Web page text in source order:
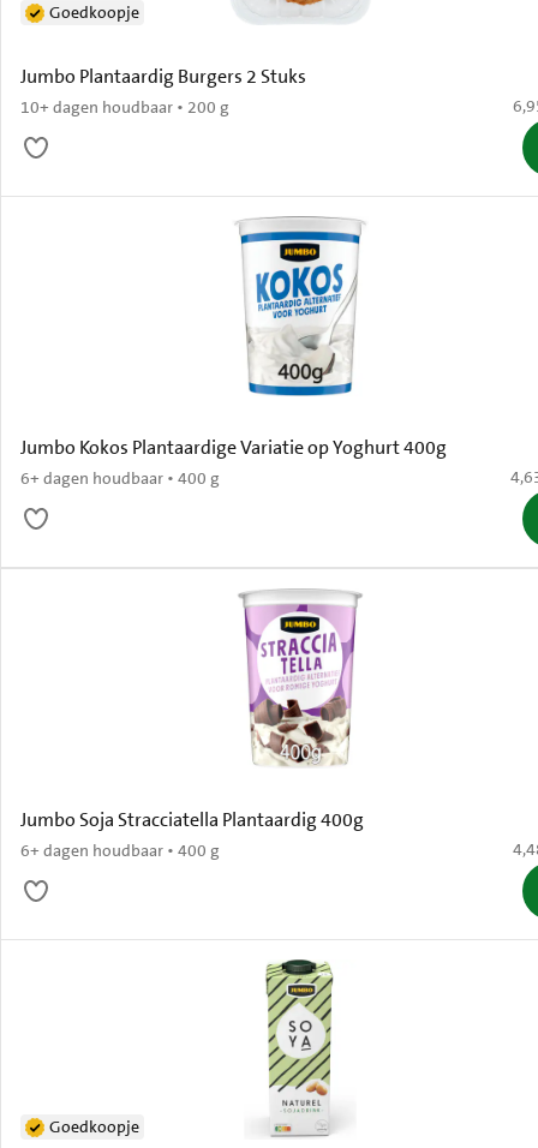
Jumbo Plantaardig Burgers 2 Stuks
10+ dagen houdbaar • 200 g
Goedkoopje
€
Jumbo Kokos Plantaardige Variatie op Yoghurt 400g
6+ dagen houdbaar • 400 g €
Jumbo Soja Stracciatella Plantaardig 400g
6+ dagen houdbaar • 400 g €
Goedkoopje